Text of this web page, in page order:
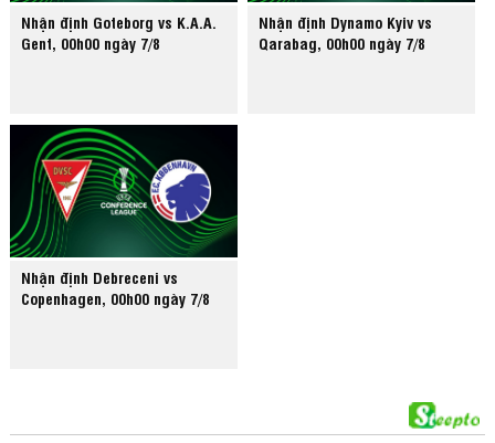
Nhận định Goteborg vs K.A.A.
Gent, 00h00 ngày 7/8
Nhận định Dynamo Kyiv vs
Qarabag, 00h00 ngày 7/8
Nhận định Debreceni vs
Copenhagen, 00h00 ngày 7/8